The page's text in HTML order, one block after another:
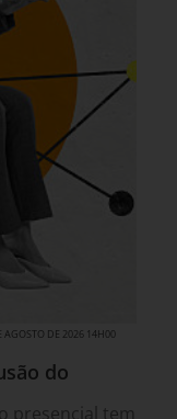
AGOSTO DE 2026 14H00
do
presencial tem